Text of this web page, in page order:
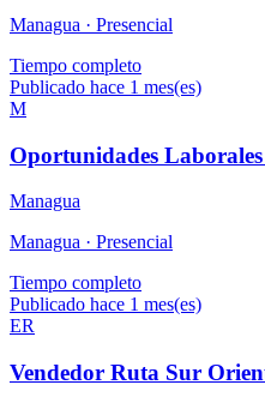
Managua · Presencial
Tiempo completo
Publicado hace 1 mes(es)
M
Oportunidades
Managua
Managua · Presencial
Tiempo completo
Publicado hace 1 mes(es)
ER
Vendedor Ruta Sur